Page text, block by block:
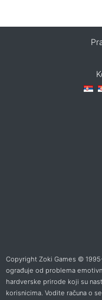
Copyright Zoki Games ©
ograđuje od problema
hardverske prirode koji su
korisnicima. Vodite računa o